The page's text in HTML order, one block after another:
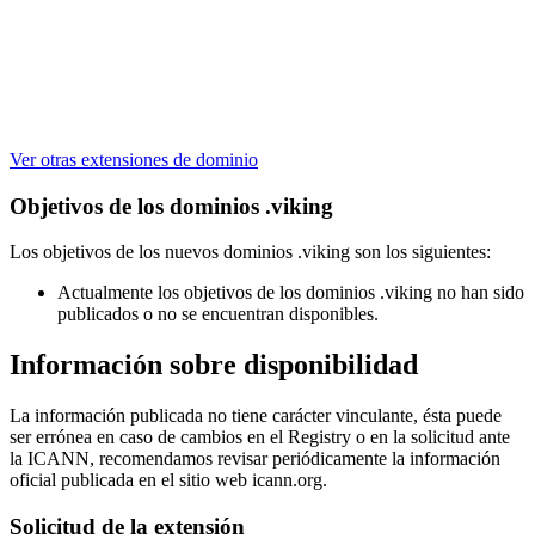
Ver otras extensiones de dominio
Objetivos de los dominios .viking
Los objetivos de los nuevos dominios .viking son los siguientes:
Actualmente los objetivos de los dominios .viking no han sido
publicados o no se encuentran disponibles.
Información sobre disponibilidad
La información publicada no tiene carácter vinculante, ésta puede
ser errónea en caso de cambios en el Registry o en la solicitud ante
la ICANN, recomendamos revisar periódicamente la información
oficial publicada en el sitio web icann.org.
Solicitud de la extensión